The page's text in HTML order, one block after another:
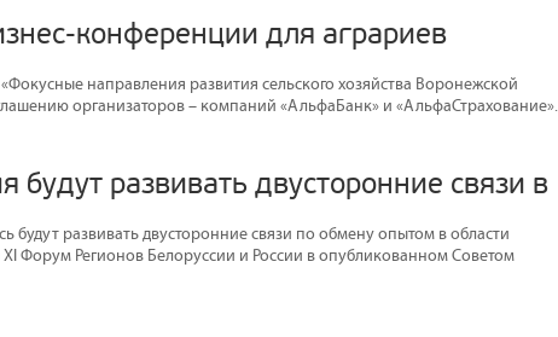
конференции для аграриев
направления развития сельского хозяйства Воронежской
организаторов – компаний «АльфаБанк» и «АльфаСтрахование».
будут развивать двусторонние связи в
будут развивать двусторонние связи по обмену опытом в области
Форум Регионов Белоруссии и России в опубликованном Советом